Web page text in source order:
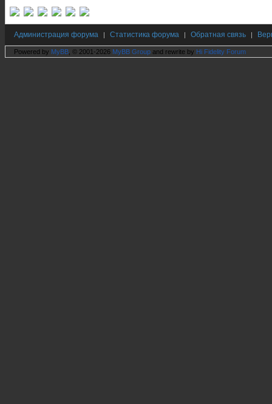
Администрация форума | Статистика форума | Обратная связь |
Powered by MyBB , © 2001-2026 MyBB Group and rewrite by Hi Fidelity Forum